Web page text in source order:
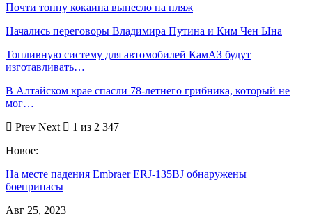
Почти тонну кокаина вынесло на пляж
Начались переговоры Владимира Путина и Ким Чен Ына
Топливную систему для автомобилей КамАЗ будут
изготавливать…
В Алтайском крае спасли 78-летнего грибника, который не
мог…
Prev Next
1 из 2 347
Новое:
На месте падения Embraer ERJ-135BJ обнаружены
боеприпасы
Авг 25, 2023